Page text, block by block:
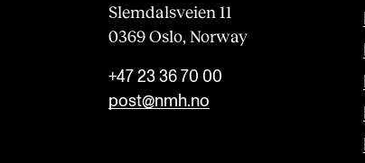
Slemdalsveien 11
0369 Oslo, Norway
+47 23 36 70 00
post@nmh.no